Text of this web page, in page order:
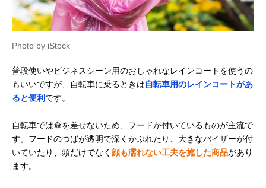
Photo by iStock
普段使いやビジネスシーン用のおしゃれなレインコートを使うの
もいいですが、自転車に乗るときは自転車用のレインコートがあ
ると便利 です。
自転車では傘を差せないため、フードが付いているものが主流で
す。フードのつばが透明で深くかぶれたり、大きなバイザーが付
いていたり、頭だけでなく 顔も濡れない工夫を施した商品があり
ます。